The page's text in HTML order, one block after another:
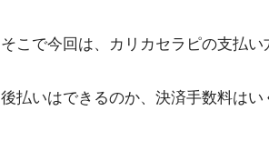
そこで今回は、カリカセラピの支払い
後払いはできるのか、決済手数料はい